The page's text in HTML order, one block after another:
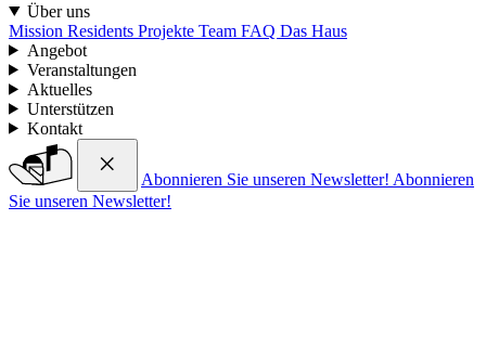
Über uns
Mission Residents Projekte Team FAQ Das Haus
Angebot
Veranstaltungen
Aktuelles
Unterstützen
Kontakt
Abonnieren Sie unseren Newsletter! Abonnieren
Sie unseren Newsletter!